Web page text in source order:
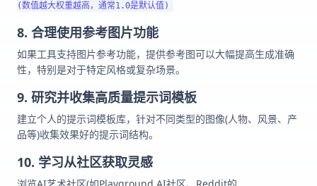
8. 合理使用参考图片功能
如果工具支持图片参考功能，提供参考图可以大幅提高生成准确
性，特别是对于特定风格或复杂场景。
9. 研究并收集高质量提示词模板
建立个人的提示词模板库，针对不同类型的图像(人物、风景、产
品等)收集效果好的提示词结构。
10. 学习从社区获取灵感